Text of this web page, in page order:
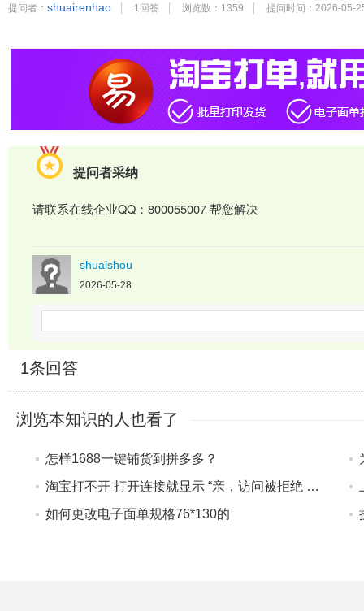
提问者： shuairenhao 1回答 浏览数：1359 提问时间：2026-05-
提问者采纳
请联系在线企业QQ：800055007 帮您解决
shuaishou
2026-05-28
1条回答
浏览本知识的人也看了
怎样1688一键铺货到拼多多？
淘宝打不开 打开连接就显示 “亲，访问被拒绝 请检查是否使用了代理软件或 VPN 哦~ 怎么处理 ”
如何更改电子面单规格76*130的